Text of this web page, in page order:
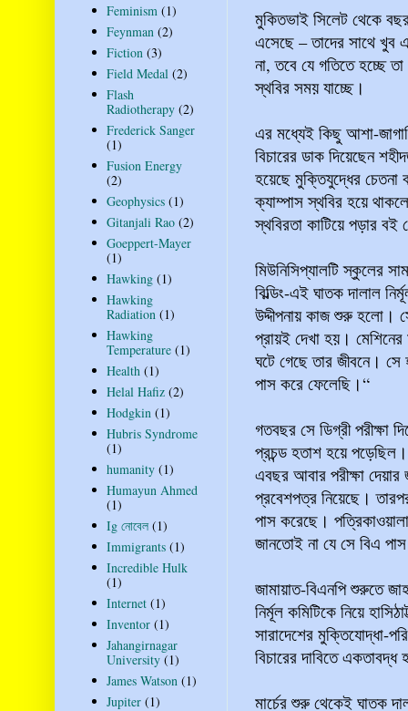
মুকিতভাই সিলেট থেকে
এসেছে – তাদের সাথে খুব
না, তবে যে গতিতে হচ্ছে
স্থবির সময় যাচ্ছে।
এর মধ্যেই কিছু আশা-
বিচারের ডাক দিয়েছেন
হয়েছে মুক্তিযুদ্ধের চেতনা
ক্যাম্পাস স্থবির হয়ে
স্থবিরতা কাটিয়ে পড়ার
মিউনিসিপ্যালটি স্কুলের
বিল্ডিং-এই ঘাতক দালাল
উদ্দীপনায় কাজ শুরু হলো।
প্রায়ই দেখা হয়।
ঘটে গেছে তার জীবনে।
পাস করে ফেলেছি।“
গতবছর সে ডিগ্রী পরীক্ষা
প্রচন্ড হতাশ হয়ে
এবছর আবার পরীক্ষা
প্রবেশপত্র নিয়েছে।
পাস করেছে।
জানতোই না যে সে বিএ
জামায়াত-বিএনপি শুরুতে
নির্মূল কমিটিকে নিয়ে
সারাদেশের মুক্তিযোদ্ধা-
বিচারের দাবিতে
মার্চের শুরু থেকেই ঘাতক
Feminism (1)
Feynman (2)
Fiction (3)
Field Medal (2)
Flash
Radiotherapy (2)
Frederick Sanger
(1)
Fusion Energy
(2)
Geophysics (1)
Gitanjali Rao (2)
Goeppert-Mayer
(1)
Hawking (1)
Hawking
Radiation (1)
Hawking
Temperature (1)
Health (1)
Helal Hafiz (2)
Hodgkin (1)
Hubris Syndrome
(1)
humanity (1)
Humayun Ahmed
(1)
Ig নোবেল (1)
Immigrants (1)
Incredible Hulk
(1)
Internet (1)
Inventor (1)
Jahangirnagar
University (1)
James Watson (1)
Jupiter (1)